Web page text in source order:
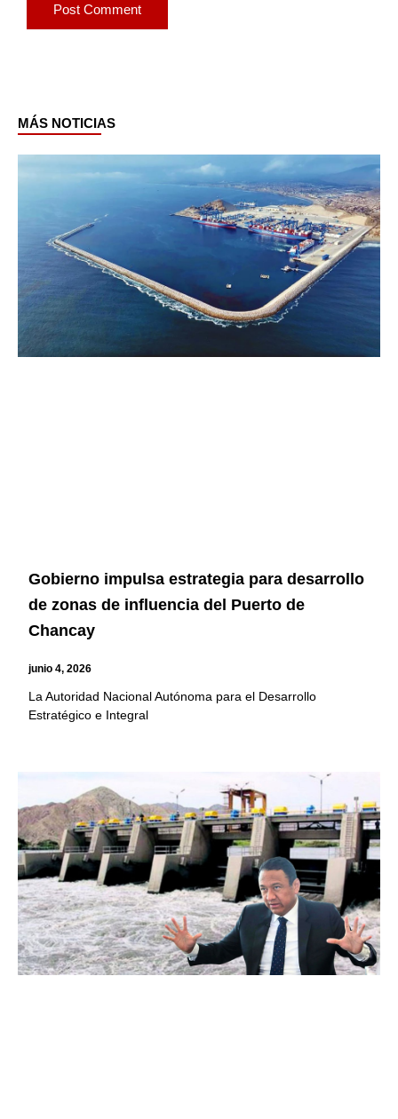
MÁS NOTICIAS
Gobierno impulsa estrategia para desarrollo
de zonas de influencia del Puerto de
Chancay
junio 4, 2026
La Autoridad Nacional Autónoma para el Desarrollo
Estratégico e Integral
PagePagePage PagePagePage Page